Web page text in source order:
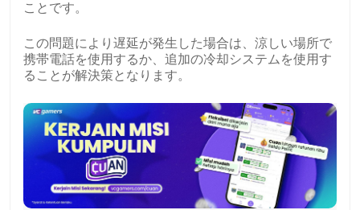
ことです。
この問題により遅延が発生した場合は、涼しい場所で
携帯電話を使用するか、追加の冷却システムを使用す
ることが解決策となります。